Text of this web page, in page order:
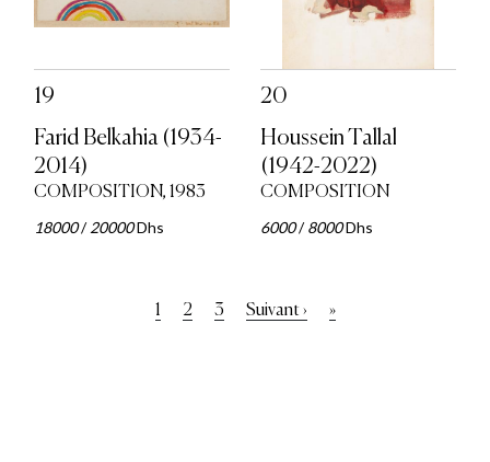
19
Farid Belkahia (1934-
2014)
COMPOSITION, 1983
18000/20000Dhs
20
Houssein Tallal
(1942-2022)
COMPOSITION
6000/8000Dhs
Page
1 Page
2 Page
3
Page
Suivant ›
Dernière
»